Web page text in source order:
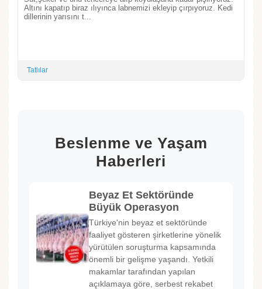
Altını kapatıp biraz ılıyınca labnemizi ekleyip çırpıyoruz. Kedi
dillerinin yarısını t...
Tatlılar
Beslenme ve Yaşam
Haberleri
Beyaz Et Sektöründe
Büyük Operasyon
Türkiye'nin beyaz et sektöründe
faaliyet gösteren şirketlerine yönelik
yürütülen soruşturma kapsamında
önemli bir gelişme yaşandı. Yetkili
makamlar tarafından yapılan
açıklamaya göre, serbest rekabet